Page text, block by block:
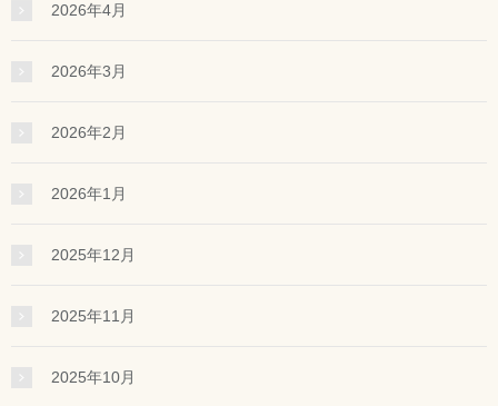
2026年4月
2026年3月
2026年2月
2026年1月
2025年12月
2025年11月
2025年10月